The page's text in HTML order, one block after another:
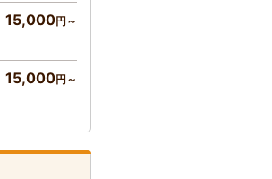
15,000円～
15,000円～